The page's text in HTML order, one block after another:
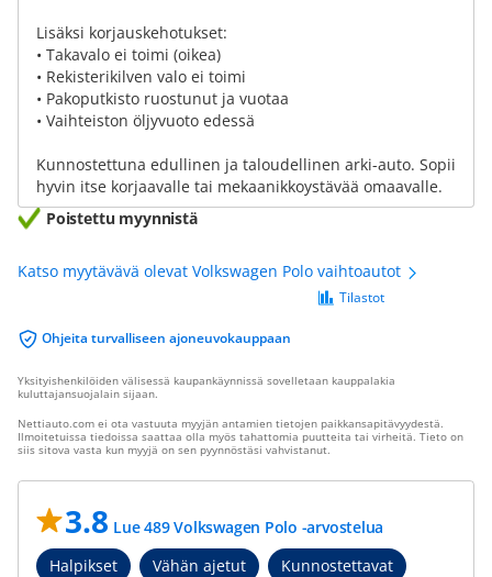
Lisäksi korjauskehotukset:
• Takavalo ei toimi (oikea)
• Rekisterikilven valo ei toimi
• Pakoputkisto ruostunut ja vuotaa
• Vaihteiston öljyvuoto edessä
Kunnostettuna edullinen ja taloudellinen arki-auto. Sopii
hyvin itse korjaavalle tai mekaanikkoystävää omaavalle.
Poistettu myynnistä
Katso myytävävä olevat Volkswagen Polo vaihtoautot
Ohjeita turvalliseen ajoneuvokauppaan
Tilastot
Yksityishenkilöiden välisessä kaupankäynnissä sovelletaan kauppalakia
kuluttajansuojalain sijaan.
Nettiauto.com ei ota vastuuta myyjän antamien tietojen paikkansapitävyydestä.
Ilmoitetuissa tiedoissa saattaa olla myös tahattomia puutteita tai virheitä. Tieto on
siis sitova vasta kun myyjä on sen pyynnöstäsi vahvistanut.
3.8 Lue 489 Volkswagen Polo -arvostelua
Halpikset
Vähän ajetut Kunnostettavat